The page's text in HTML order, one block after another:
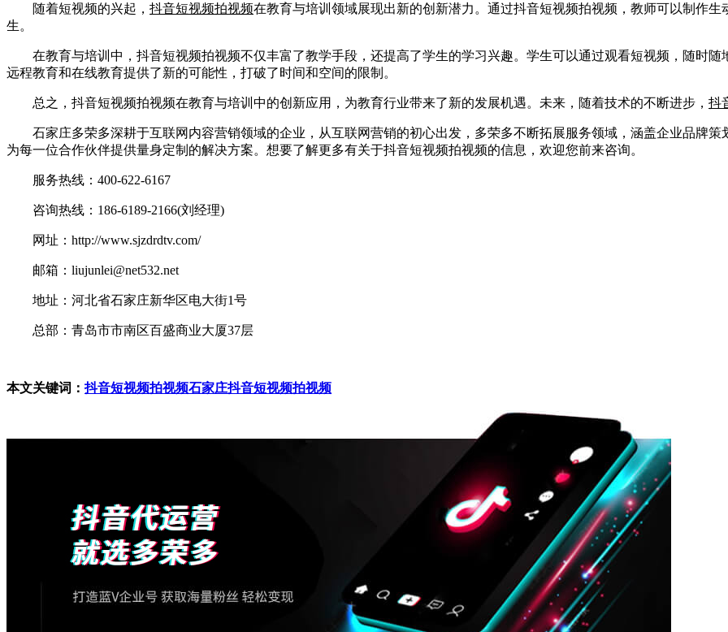
随着短视频的兴起， 抖音短视频拍视频在教育与培训领域展现出新的创新潜力。通过抖音短视频拍视频，教师可以制作
生。
在教育与培训中，抖音短视频拍视频不仅丰富了教学手段，还提高了学生的学习兴趣。学生可以通过观看短视频，随时随
远程教育和在线教育提供了新的可能性，打破了时间和空间的限制。
总之，抖音短视频拍视频在教育与培训中的创新应用，为教育行业带来了新的发展机遇。未来，随着技术的不断进步， 抖
石家庄多荣多深耕于互联网内容营销领域的企业，从互联网营销的初心出发，多荣多不断拓展服务领域，涵盖企业品牌策
为每一位合作伙伴提供量身定制的解决方案。想要了解更多有关于抖音短视频拍视频的信息，欢迎您前来咨询。
服务热线：400-622-6167
咨询热线：186-6189-2166(刘经理)
网址：http://www.sjzdrdtv.com/
邮箱：liujunlei@net532.net
地址：河北省石家庄新华区电大街1号
总部：青岛市市南区百盛商业大厦37层
本文关键词：抖音短视频拍视频石家庄抖音短视频拍视频